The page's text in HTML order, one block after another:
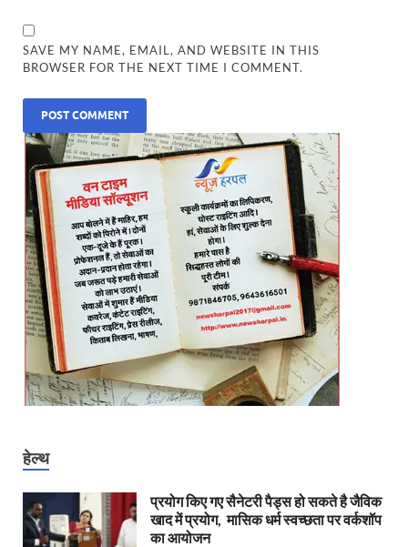
SAVE MY NAME, EMAIL, AND WEBSITE IN THIS
BROWSER FOR THE NEXT TIME I COMMENT.
हेल्थ
प्रयोग किए गए सैनेटरी पैड्स हो सकते है जैविक
खाद में प्रयोग, मासिक धर्म स्वच्छता पर वर्कशॉप
का आयोजन